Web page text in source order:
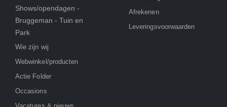
Shows/opendagen -
Bruggeman - Tuin en
Park
Wie zijn wij
Webwinkel/producten
Actie Folder
Occasions
Afrekenen
Leveringsvoorwaarden